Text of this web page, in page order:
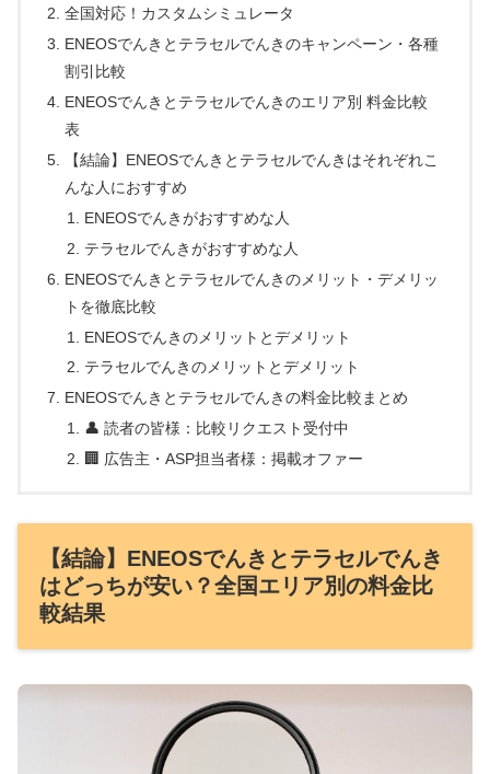
全国対応！カスタムシミュレータ
ENEOSでんきとテラセルでんきのキャンペーン・各種
割引比較
ENEOSでんきとテラセルでんきのエリア別 料金比較
表
【結論】ENEOSでんきとテラセルでんきはそれぞれこ
んな人におすすめ
ENEOSでんきがおすすめな人
テラセルでんきがおすすめな人
ENEOSでんきとテラセルでんきのメリット・デメリッ
トを徹底比較
ENEOSでんきのメリットとデメリット
テラセルでんきのメリットとデメリット
ENEOSでんきとテラセルでんきの料金比較まとめ
👤 読者の皆様：比較リクエスト受付中
🏢 広告主・ASP担当者様：掲載オファー
【結論】ENEOSでんきとテラセルでんき
はどっちが安い？全国エリア別の料金比
較結果